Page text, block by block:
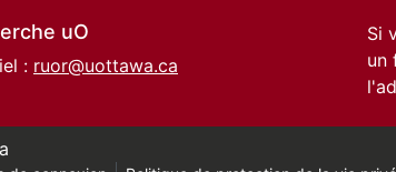
uO
: ruor@uottawa.ca
Si
un